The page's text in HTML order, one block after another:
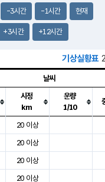
-3시간 -1시간 현재
+3시간 +12시간
기상실황표
점, 날씨, 기온, 강수, 바람,
날씨
시정
km
운량
1/10
20 이상
20 이상
20 이상
20 이상